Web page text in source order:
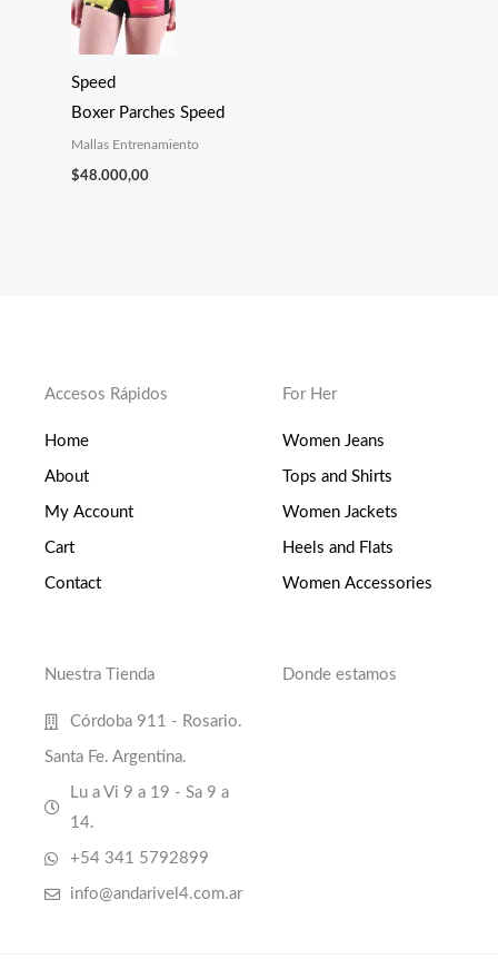
Speed
Boxer Parches Speed
Mallas Entrenamiento
$48.000,00
Accesos Rápidos
Home
About
My Account
Cart
Contact
For Her
Women Jeans
Tops and Shirts
Women Jackets
Heels and Flats
Women Accessories
Nuestra Tienda
Córdoba 911 - Rosario.
Santa Fe. Argentina.
Lu a Vi 9 a 19 - Sa 9 a
14.
+54 341 5792899
info@andarivel4.com.ar
Donde estamos